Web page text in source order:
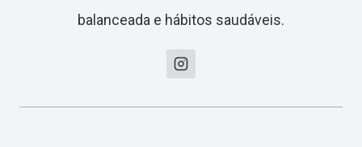
balanceada e hábitos saudáveis.